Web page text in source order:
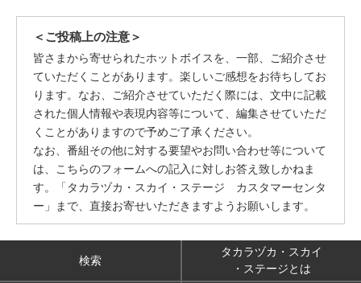
＜ご投稿上の注意＞
皆さまから寄せられたホットボイスを、一部、ご紹介させ
ていただくことがあります。楽しいご感想をお待ちしてお
ります。なお、ご紹介させていただく際には、文中に記載
された個人情報や表現内容等について、編集させていただ
くことがありますので予めご了承ください。
なお、番組その他に対する要望やお問い合わせ等について
は、こちらのフォームへの記入に対しお答え致しかねま
す。「タカラヅカ・スカイ・ステージ カスタマーセンタ
ー」まで、直接お寄せいただきますようお願いします。
検索
タカラヅカ・スカイ
・ステージとは